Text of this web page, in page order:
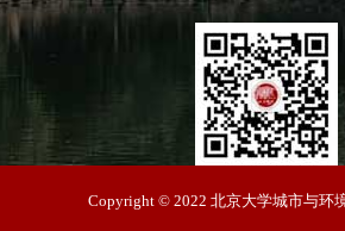
北京大学城市与环境学院
Copyright © 2022 北京大学城市与环